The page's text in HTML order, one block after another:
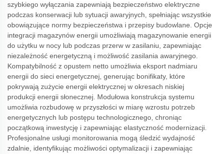
szybkiego wyłączania zapewniają bezpieczeństwo elektryczne
podczas konserwacji lub sytuacji awaryjnych, spełniając wszystkie
obowiązujące normy bezpieczeństwa i przepisy budowlane. Opcje
integracji magazynów energii umożliwiają magazynowanie energii
do użytku w nocy lub podczas przerw w zasilaniu, zapewniając
niezależność energetyczną i możliwość zasilania awaryjnego.
Kompatybilność z opustem netto umożliwia eksport nadmiaru
energii do sieci energetycznej, generując bonifikaty, które
pokrywają zużycie energii elektrycznej w okresach niskiej
produkcji energii słonecznej. Modułowa konstrukcja systemu
umożliwia rozbudowę w przyszłości w miarę wzrostu potrzeb
energetycznych lub postępu technologicznego, chroniąc
początkową inwestycję i zapewniając elastyczność modernizacji.
Profesjonalne usługi monitorowania mogą śledzić wydajność
zdalnie, identyfikując możliwości optymalizacji i zapewniając